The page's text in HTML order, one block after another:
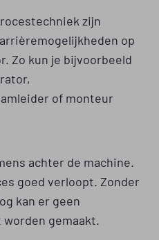
zijn
op
Zo kun je bijvoorbeeld
of monteur
achter de machine.
goed verloopt. Zonder
kan er geen
gemaakt.